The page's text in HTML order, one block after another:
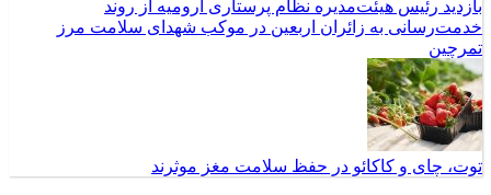
بازدید رئیس هیئت‌مدیره نظام پرستاری ارومیه از روند
خدمت‌رسانی به زائران اربعین در موکب شهدای سلامت مرز
تمرچین
توت، چای و کاکائو در حفظ سلامت مغز موثرند